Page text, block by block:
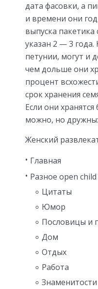
дата фасовки, а
и времени они
выпуска пакетика
указан 2 — 3 года.
петунии, могут и
чем дольше они
процент
срок хранения
Если они
можно, но
Женский
Главная
Разное open
Цитаты
Юмор
Пословицы и
Дом
Отдых
Работа
Знаменитости